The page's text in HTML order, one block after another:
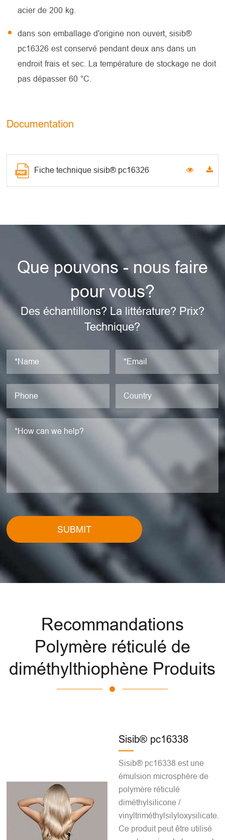
acier de 200 kg.
dans son emballage d'origine non ouvert, sisib®
pc16326 est conservé pendant deux ans dans un
endroit frais et sec. La température de stockage ne doit
pas dépasser 60 °C.
Documentation
Fiche technique sisib® pc16326
Que pouvons - nous faire
pour vous?
Des échantillons? La littérature? Prix?
Technique?
SUBMIT
Recommandations
Polymère réticulé de
diméthylthiophène Produits
Sisib® pc16338
Sisib® pc16338 est une
émulsion microsphère de
polymère réticulé
diméthylsilicone /
vinyltriméthylsilyloxysilicate.
Ce produit peut être utilisé